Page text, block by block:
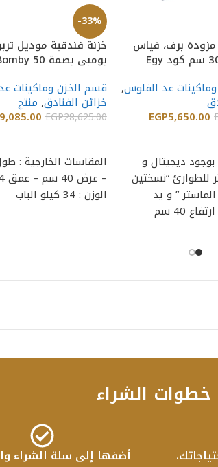
مزودة برف، قياس
40 * 35 * 30 سم كود Egy
عد الفلوس,
EGP5,650.00
بوجود ديجيتال و
للطوارئ “نسختين
” و يد
40 سم
-33%
بومبي بصمة Turbo Bomby 50
قسم الخزن وماكينات
خزائن الفنادق, منتج
EGP28,625.00
الوزن : 34 كيلو الباب
خطوات الشراء
أضفها إلى سلة الشراء